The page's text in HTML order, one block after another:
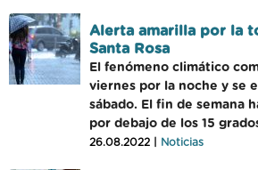
Alerta amarilla por la
Santa Rosa
El fenómeno climático
viernes por la noche y se
sábado. El fin de semana
por debajo de los 15
26.08.2022 | Noticias